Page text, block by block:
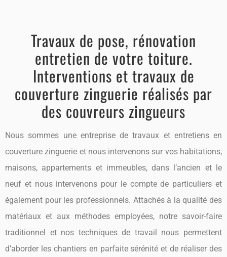
Travaux de pose, rénovation
entretien de votre toiture.
Interventions et travaux de
couverture zinguerie réalisés par
des couvreurs zingueurs
Nous sommes une entreprise de travaux et entretiens en
couverture zinguerie et nous intervenons sur vos habitations,
maisons, appartements et immeubles, dans l’ancien et le
neuf et nous intervenons pour le compte de particuliers et
également pour les professionnels. Attachés à la qualité des
matériaux et aux méthodes employées, notre savoir-faire
traditionnel et nos techniques de travail nous permettent
d’aborder les chantiers en parfaite sérénité et de réaliser des